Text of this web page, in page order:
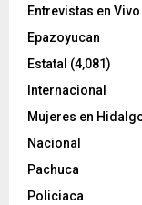
Entrevistas en Vivo
Epazoyucan
Estatal (4,081)
Internacional
Mujeres en
Nacional
Pachuca
Policiaca